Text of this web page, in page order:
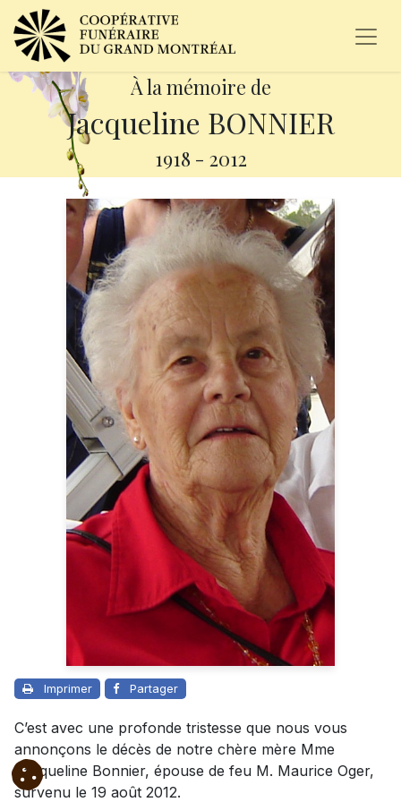
À la mémoire de
Jacqueline BONNIER
1918 - 2012
Imprimer Partager
C’est avec une profonde tristesse que nous vous
annonçons le décès de notre chère mère Mme
Jacqueline Bonnier, épouse de feu M. Maurice Oger,
survenu le 19 août 2012.